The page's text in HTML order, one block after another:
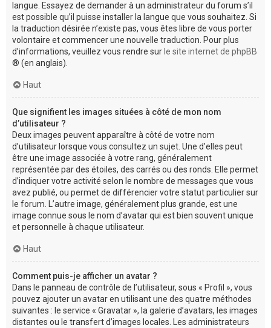
langue. Essayez de demander à un administrateur du forum s’il
est possible qu’il puisse installer la langue que vous souhaitez. Si
la traduction désirée n’existe pas, vous êtes libre de vous porter
volontaire et commencer une nouvelle traduction. Pour plus
d’informations, veuillez vous rendre sur le site internet de phpBB
® (en anglais).
Haut
Que signifient les images situées à côté de mon nom
d’utilisateur ?
Deux images peuvent apparaître à côté de votre nom
d’utilisateur lorsque vous consultez un sujet. Une d’elles peut
être une image associée à votre rang, généralement
représentée par des étoiles, des carrés ou des ronds. Elle permet
d’indiquer votre activité selon le nombre de messages que vous
avez publié, ou permet de différencier votre statut particulier sur
le forum. L’autre image, généralement plus grande, est une
image connue sous le nom d’avatar qui est bien souvent unique
et personnelle à chaque utilisateur.
Haut
Comment puis-je afficher un avatar ?
Dans le panneau de contrôle de l’utilisateur, sous « Profil », vous
pouvez ajouter un avatar en utilisant une des quatre méthodes
suivantes : le service « Gravatar », la galerie d’avatars, les images
distantes ou le transfert d’images locales. Les administrateurs